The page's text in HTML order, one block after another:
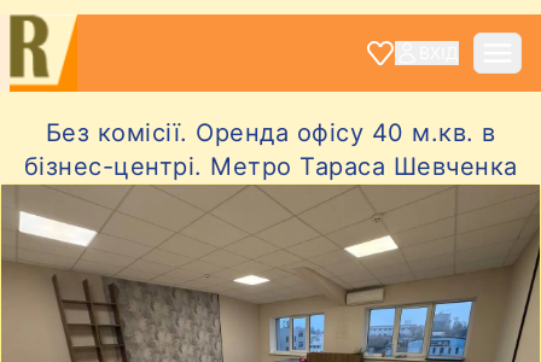
Без комісії. Оренда офісу 40 м.кв. в
бізнес-центрі. Метро Тараса Шевченка